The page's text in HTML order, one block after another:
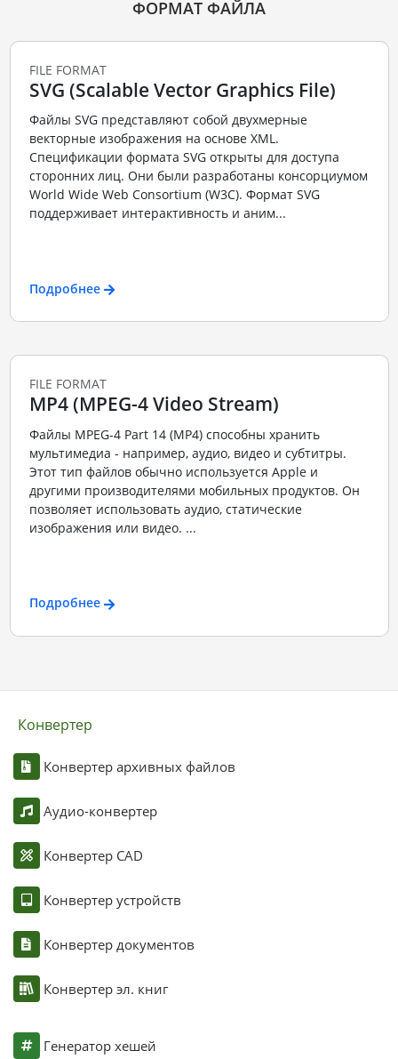
ФОРМАТ ФАЙЛА
FILE FORMAT
SVG (Scalable Vector Graphics File)
Файлы SVG представляют собой двухмерные
векторные изображения на основе XML.
Спецификации формата SVG открыты для доступа
сторонних лиц. Они были разработаны консорциумом
World Wide Web Consortium (W3C). Формат SVG
поддерживает интерактивность и аним...
Подробнее
FILE FORMAT
MP4 (MPEG-4 Video Stream)
Файлы MPEG-4 Part 14 (MP4) способны хранить
мультимедиа - например, аудио, видео и субтитры.
Этот тип файлов обычно используется Apple и
другими производителями мобильных продуктов. Он
позволяет использовать аудио, статические
изображения или видео. ...
Подробнее
Конвертер
Конвертер архивных файлов
Аудио-конвертер
Конвертер CAD
Конвертер устройств
Конвертер документов
Конвертер эл. книг
Генератор хешей